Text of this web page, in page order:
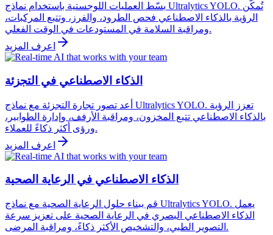
بسّط العمليات اللوجستية باستخدام نماذج Ultralytics YOLO. تُمكّن
الرؤية بالذكاء الاصطناعي فحص الطرود، والفرز، وتتبع المركبات،
ومراقبة السلامة في المستودعات في الوقت الفعلي.
اعرف المزيد
الذكاء الاصطناعي في التجزئة
أعد تصور تجارة التجزئة مع نماذج Ultralytics YOLO. تعزز الرؤية
بالذكاء الاصطناعي تتبع المخزون، ومراقبة الأرفف، وإدارة الطوابير،
ورؤى أكثر ذكاءً للعملاء.
اعرف المزيد
الذكاء الاصطناعي في الرعاية الصحية
قم ببناء حلول الرعاية الصحية مع نماذج Ultralytics YOLO. يعمل
الذكاء الاصطناعي البصري في الرعاية الصحية على تعزيز سرعة
التصوير الطبي، والتشخيص الأكثر ذكاءً، ومراقبة المرضى.